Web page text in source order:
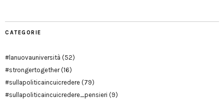
CATEGORIE
#lanuovauniversità (52)
#strongertogether(16)
#sullapoliticaincuicredere (79)
#sullapoliticaincuicredere_pensieri (9)